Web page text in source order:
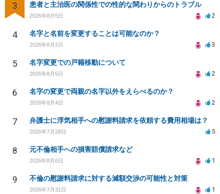
3 患者と主治医の関係性での性的な関わりからのトラブル
2026年8月5日 2
4 名字と名前を変更することは可能なのか？
2026年8月2日 3
5 名字変更での戸籍移動について
2026年8月5日 2
6 名字の変更で両親の名字以外をえらべるのか？
2026年8月4日 2
7 弁護士に浮気相手への慰謝料請求を依頼する費用相場は？
2026年7月28日 5
8 元不倫相手への損害賠償請求など
2026年8月6日 1
9 不倫の慰謝料請求に対する減額交渉の可能性と対策
2026年7月31日 1